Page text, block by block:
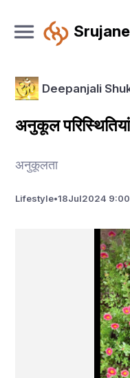
Deepanjali
अनुकूल
अनुकूलता
Lifestyle•18Jul2024 9:00